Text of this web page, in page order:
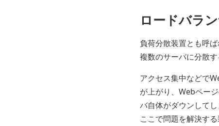
ロードバラ
負荷分散装置とも呼
複数のサーバに分散す
アクセス集中などで
が上がり、Webペー
バ自体がダウンしてし
ここで問題を解決す